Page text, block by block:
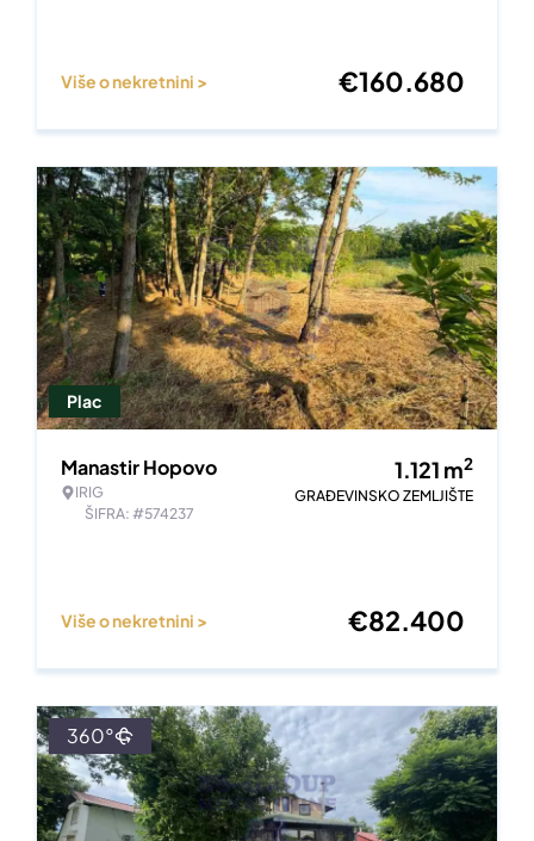
Više o nekretnini > €160.680
Plac
Manastir Hopovo
IRIG
ŠIFRA: #574237
1.121 m2
GRAĐEVINSKO ZEMLJIŠTE
Više o nekretnini > €82.400
360°